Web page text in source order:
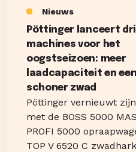
Nieuws
Pöttinger lanceert
machines voor het
oogstseizoen: meer
laadcapaciteit en een
schoner zwad
Pöttinger vernieuwt
met de BOSS 5000
PROFI 5000
TOP V 6520 C